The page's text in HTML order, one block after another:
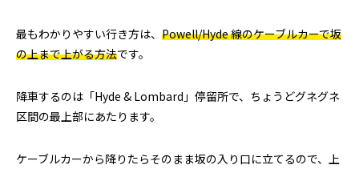
最もわかりやすい行き方は、 Powell/Hyde 線のケーブルカーで坂
の上まで上がる方法です。
降車するのは「Hyde & Lombard」停留所で、ちょうどグネグネ
区間の最上部にあたります。
ケーブルカーから降りたらそのまま坂の入り口に立てるので、上